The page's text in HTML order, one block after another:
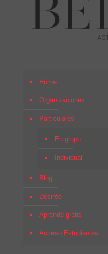
Home
Organizaciones
Particulares
En grupo
Individual
Blog
Desirée
Aprende gratis
Acceso Estudiantes